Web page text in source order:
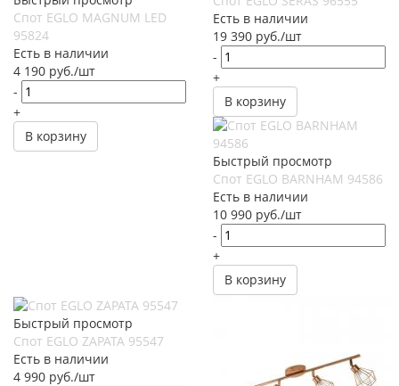
Спот EGLO MAGNUM LED
95824
Есть в наличии
4 190 руб./шт
-
+
В корзину
Есть в наличии
19 390 руб./шт
-
+
В корзину
Быстрый просмотр
Спот EGLO BARNHAM 94586
Есть в наличии
10 990 руб./шт
-
+
В корзину
Быстрый просмотр
Спот EGLO ZAPATA 95547
Есть в наличии
4 990 руб./шт